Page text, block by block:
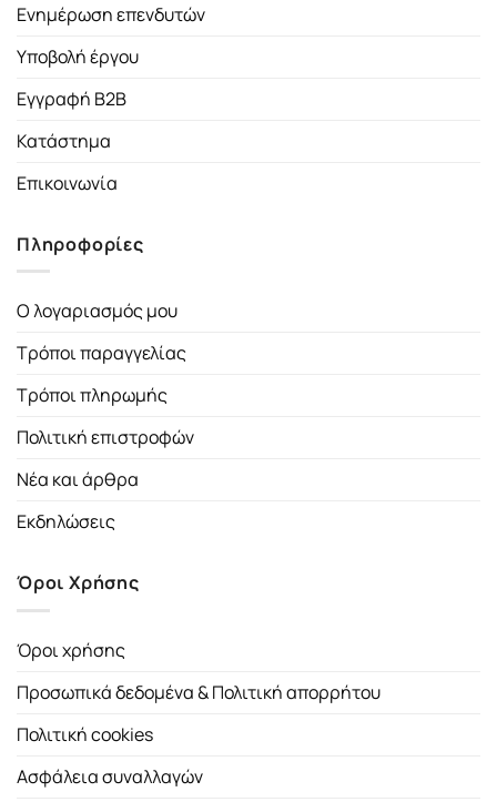
Ενημέρωση επενδυτών
Υποβολή έργου
Εγγραφή B2B
Κατάστημα
Επικοινωνία
Πληροφορίες
Ο λογαριασμός μου
Τρόποι παραγγελίας
Τρόποι πληρωμής
Πολιτική επιστροφών
Νέα και άρθρα
Εκδηλώσεις
Όροι Χρήσης
Όροι χρήσης
Προσωπικά δεδομένα & Πολιτική απορρήτου
Πολιτική cookies
Ασφάλεια συναλλαγών